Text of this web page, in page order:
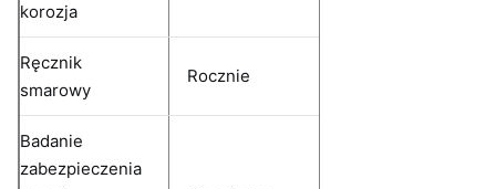
korozja
Ręcznik
smarowy
Rocznie
Badanie
zabezpieczenia